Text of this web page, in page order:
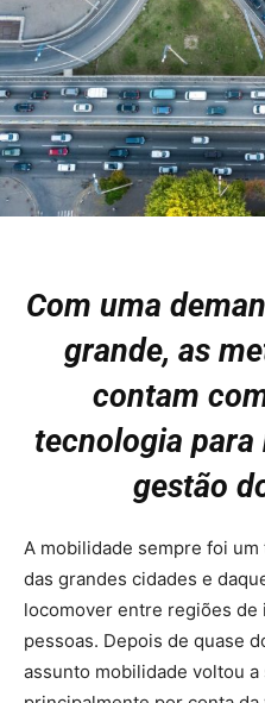
Com uma
grande, as
contam
tecnologia para
gestão
A mobilidade sempre foi
das grandes cidades e
locomover entre regiões
pessoas. Depois de quase
assunto mobilidade voltou